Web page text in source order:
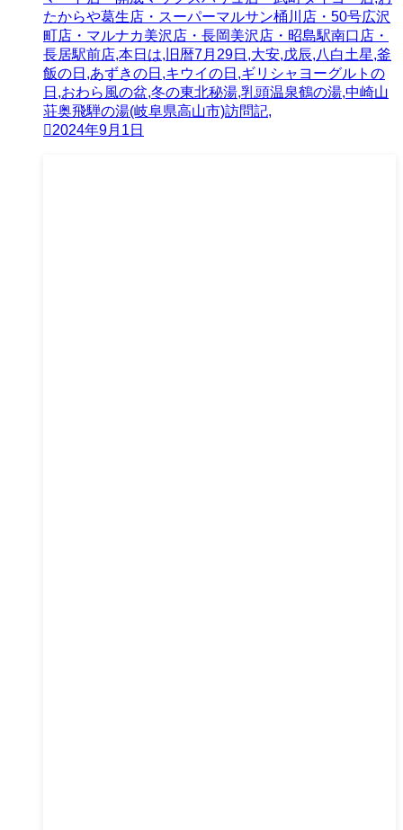
たからや葛生店・スーパーマルサン桶川店・50号広沢
町店・マルナカ美沢店・長岡美沢店・昭島駅南口店・
長居駅前店,本日は,旧暦7月29日,大安,戊辰,八白土星,釜
飯の日,あずきの日,キウイの日,ギリシャヨーグルトの
日,おわら風の盆,冬の東北秘湯,乳頭温泉鶴の湯,中崎山
荘奥飛騨の湯(岐阜県高山市)訪問記,
2024年9月1日